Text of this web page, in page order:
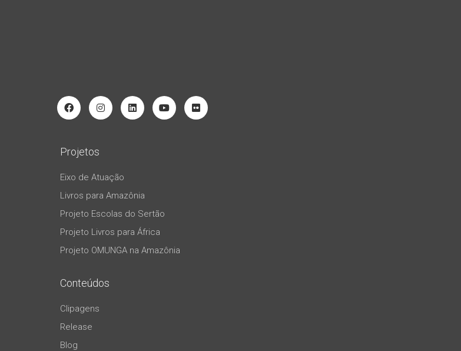
Projetos
Eixo de Atuação
Livros para Amazônia
Projeto Escolas do Sertão
Projeto Livros para África
Projeto OMUNGA na Amazônia
Conteúdos
Clipagens
Release
Blog